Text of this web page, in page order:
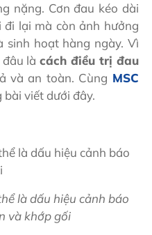
nặng. Cơn đau kéo dài
lại mà còn ảnh hưởng
sinh hoạt hàng ngày. Vì
đâu làcách điều trị đau
và an toàn. Cùng MSC
viết dưới đây.
là dấu hiệu cảnh báo
và khớp gối